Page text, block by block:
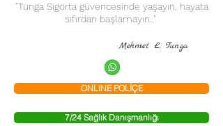
"Tunga Sigorta güvencesinde yaşayın, hayata
sıfırdan başlamayın.."
Mehmet L. Tunga
ONLINE POLİÇE
7/24 Sağlık Danışmanlığı